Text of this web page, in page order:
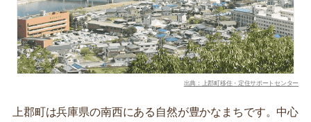
出典：上郡町移住・定住サポートセンター
上郡町は兵庫県の南西にある自然が豊かなまちです。中心